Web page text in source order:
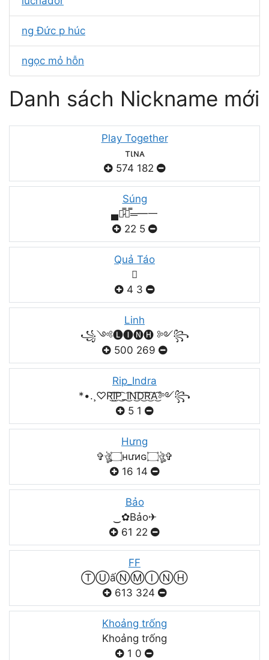
ng Đức p húc
ngọc mỏ hỗn
Danh sách Nickname mới
Play Together
тιɴᴀ
574 182
Súng
▄︻̷̿┻̿═━一
22 5
Quả Táo

4 3
Linh
꧁༺🅛🅘🅝🅗 ༻꧂
500 269
Rip_Indra
*•.¸♡R͜͡I͜͡P͜͡_I͜͡N͜͡D͜͡R͜͡A͜͡༻꧂
5 1
Hưng
✞ঔৣ۝нưиɢ۝ঔৣ✞
16 14
Bảo
‿✿Bảo✈
61 22
FF
ⓉⓊấⓃⓂⒾⓃⒽ
613 324
Khoảng trống
Khoảng trống
1 0